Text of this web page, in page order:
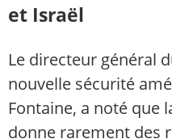
et Israël
Le directeur général
nouvelle sécurité
Fontaine, a noté que
donne rarement des